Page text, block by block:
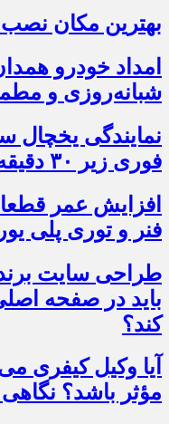
بهترین مکان
امداد خودرو
شبانه‌روزی و
نمایندگی یخچال
فوری زیر ۳۰ دقیقه
افزایش عمر
فنر و توری پلی
طراحی سایت
باید در صفحه
کند؟
آیا وکیل کیفری
مؤثر باشد؟